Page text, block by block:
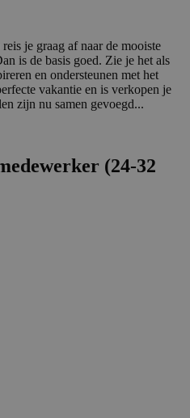
je graag af naar de mooiste
is de basis goed. Zie je het als
en ondersteunen met het
vakantie en is verkopen je
zijn nu samen gevoegd...
(24-32